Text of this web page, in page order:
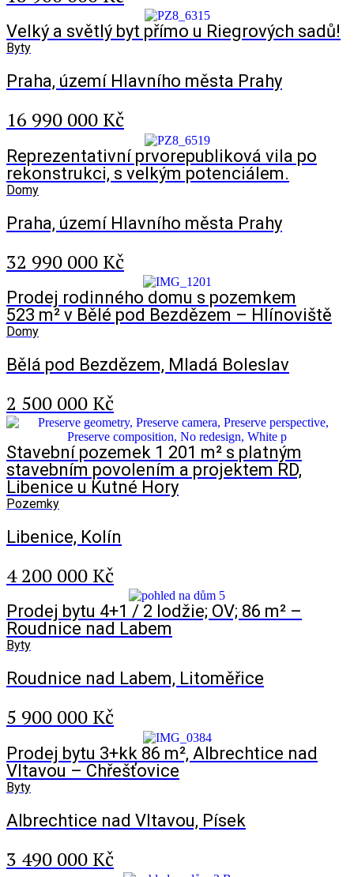
Velký a světlý byt přímo u Riegrových sadů!
Byty
Praha, území Hlavního města Prahy
16 990 000 Kč
Reprezentativní prvorepubliková vila po
rekonstrukci, s velkým potenciálem.
Domy
Praha, území Hlavního města Prahy
32 990 000 Kč
Prodej rodinného domu s pozemkem
523 m² v Bělé pod Bezdězem – Hlínoviště
Domy
Bělá pod Bezdězem, Mladá Boleslav
2 500 000 Kč
Stavební pozemek 1 201 m² s platným
stavebním povolením a projektem RD,
Libenice u Kutné Hory
Pozemky
Libenice, Kolín
4 200 000 Kč
Prodej bytu 4+1 / 2 lodžie; OV; 86 m² –
Roudnice nad Labem
Byty
Roudnice nad Labem, Litoměřice
5 900 000 Kč
Prodej bytu 3+kk 86 m², Albrechtice nad
Vltavou – Chřešťovice
Byty
Albrechtice nad Vltavou, Písek
3 490 000 Kč